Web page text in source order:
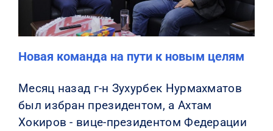
Новая команда на пути к новым целям
Месяц назад г-н Зухурбек Нурмахматов
был избран президентом, а Ахтам
Хокиров - вице-президентом Федерации